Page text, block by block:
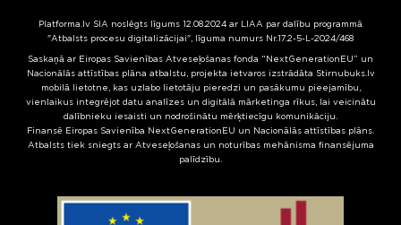
Platforma.lv SIA noslēgts līgums 12.08.2024 ar LIAA par dalību programmā
"Atbalsts procesu digitalizācijai", līguma numurs Nr.17.2-5-L-2024/468
Saskaņā ar Eiropas Savienības Atveseļošanas fonda “NextGenerationEU” un
Nacionālās attīstības plāna atbalstu, projekta ietvaros izstrādāta Stirnubuks.lv
mobilā lietotne, kas uzlabo lietotāju pieredzi un pasākumu pieejamību,
vienlaikus integrējot datu analīzes un digitālā mārketinga rīkus, lai veicinātu
dalībnieku iesaisti un nodrošinātu mērķtiecīgu komunikāciju.
Finansē Eiropas Savienība NextGenerationEU un Nacionālās attīstības plāns.
Atbalsts tiek sniegts ar Atveseļošanas un noturības mehānisma finansējuma
palīdzību.